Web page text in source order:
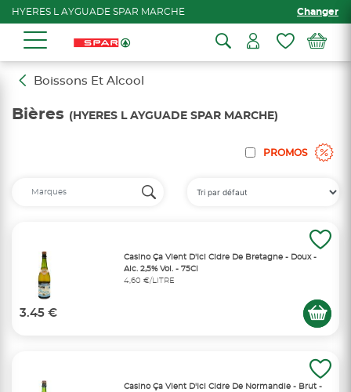
HYERES L AYGUADE SPAR MARCHE Changer
Boissons Et Alcool
Bières (HYERES L AYGUADE SPAR MARCHE)
PROMOS
Casino Ça Vient D'Ici Cidre De Bretagne - Doux -
Alc. 2,5% Vol. - 75Cl
4,60 €/LITRE
3.45 €
Casino Ça Vient D'Ici Cidre De Normandie - Brut -